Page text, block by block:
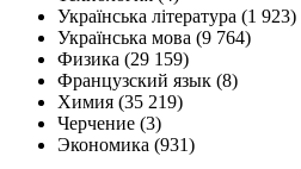
Українська література (1 923)
Українська мова (9 764)
Физика (29 159)
Французский язык (8)
Химия (35 219)
Черчение (3)
Экономика (931)